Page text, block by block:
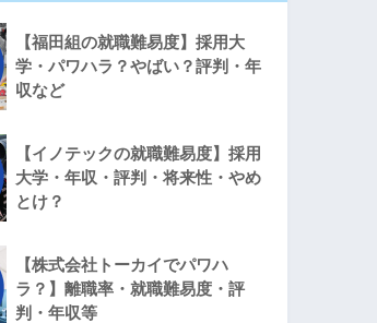
【福田組の就職難易度】採用大
学・パワハラ？やばい？評判・年
収など
【イノテックの就職難易度】採用
大学・年収・評判・将来性・やめ
とけ？
【株式会社トーカイでパワハ
ラ？】離職率・就職難易度・評
判・年収等